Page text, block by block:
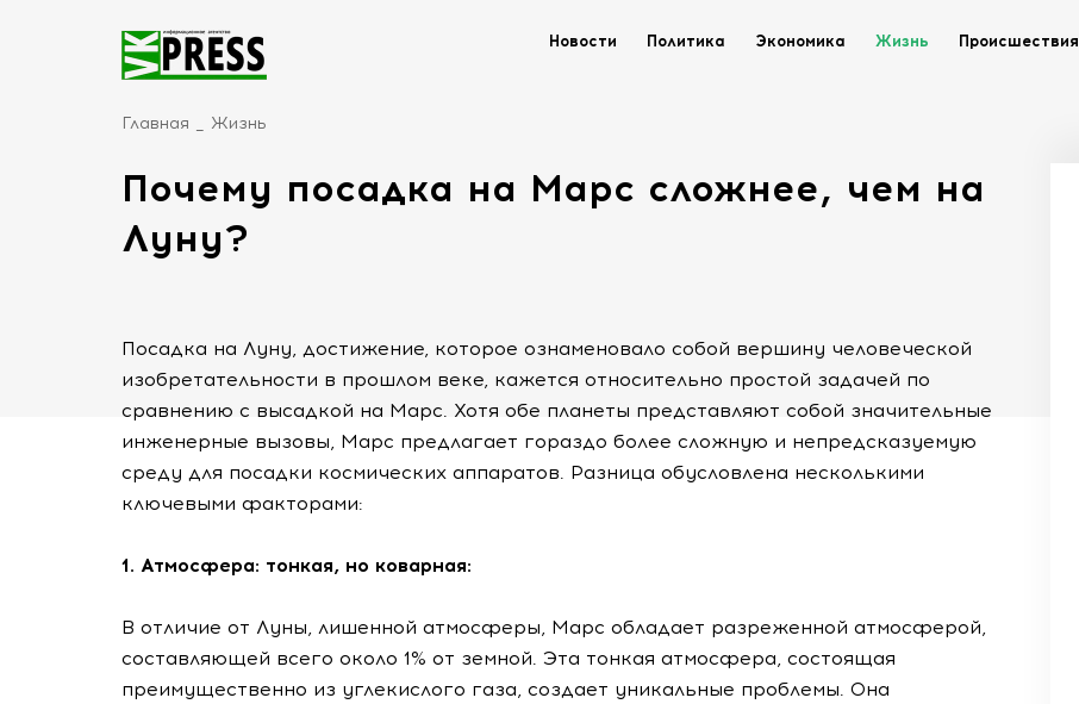
Новости Политика Экономика Жизнь Происшествия
Главная Жизнь
Почему посадка на Марс сложнее, чем на
Луну?
Посадка на Луну, достижение, которое ознаменовало собой вершину человеческой
изобретательности в прошлом веке, кажется относительно простой задачей по
сравнению с высадкой на Марс. Хотя обе планеты представляют собой значительные
инженерные вызовы, Марс предлагает гораздо более сложную и непредсказуемую
среду для посадки космических аппаратов. Разница обусловлена несколькими
ключевыми факторами:
1. Атмосфера: тонкая, но коварная:
В отличие от Луны, лишенной атмосферы, Марс обладает разреженной атмосферой,
составляющей всего около 1% от земной. Эта тонкая атмосфера, состоящая
преимущественно из углекислого газа, создает уникальные проблемы. Она